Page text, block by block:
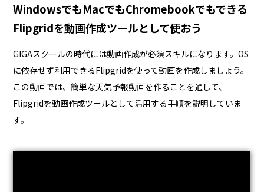
WindowsでもMacでもChromebookでもできる
Flipgridを動画作成ツールとして使おう
GIGAスクールの時代には動画作成が必須スキルになります。OS
に依存せず利用できるFlipgridを使って動画を作成しましょう。
この動画では、簡単な天気予報動画を作ることを通して、
Flipgridを動画作成ツールとして活用する手順を説明していま
す。